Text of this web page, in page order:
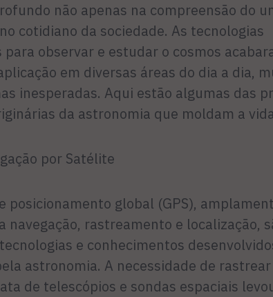
não apenas na compreensão do
cotidiano da sociedade. As tecnologias
para observar e estudar o cosmos
em diversas áreas do dia a dia,
inesperadas. Aqui estão algumas das
da astronomia que moldam a
por Satélite
posicionamento global (GPS),
navegação, rastreamento e localização,
e conhecimentos
astronomia. A necessidade de rastrear
de telescópios e sondas espaciais